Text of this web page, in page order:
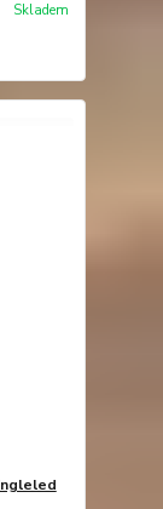
Skladem